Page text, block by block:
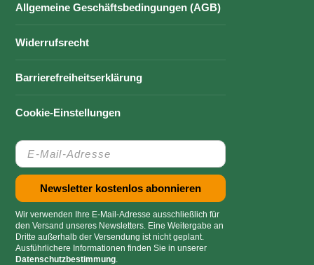
Allgemeine Geschäftsbedingungen (AGB)
Widerrufsrecht
Barrierefreiheitserklärung
Cookie-Einstellungen
Wir verwenden Ihre E-Mail-Adresse ausschließlich für
den Versand unseres Newsletters. Eine Weitergabe an
Dritte außerhalb der Versendung ist nicht geplant.
Ausführlichere Informationen finden Sie in unserer
Datenschutzbestimmung